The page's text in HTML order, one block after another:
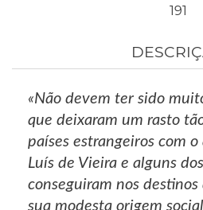
191
«Não devem ter sido
que deixaram um rasto
países estrangeiros com
Luís de Vieira e alguns
conseguiram nos
sua modesta origem